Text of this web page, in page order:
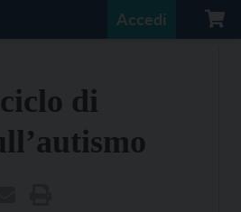
Accedi
di